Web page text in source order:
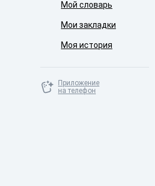
Мой словарь
Мои закладки
Моя история
Приложение
на телефон